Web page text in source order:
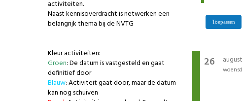
activiteiten.
Naast kennisoverdracht is netwerken een
belangrijk thema bij de NVTG
Kleur activiteiten:
Groen: De datum is vastgesteld en gaat
definitief door
Blauw: Activiteit gaat door, maar de datum
kan nog schuiven
Toepassen
26